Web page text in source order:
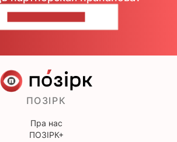
ПОЗІРК
Пра нас
ПОЗІРК+